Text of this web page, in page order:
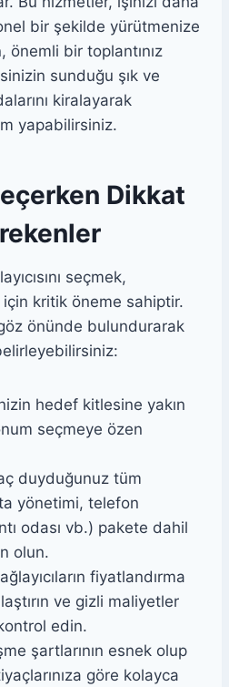
bir şekilde yürütmenize
önemli bir toplantınız
sunduğu şık ve
kiralayarak
yapabilirsiniz.
Dikkat
seçmek,
için kritik öneme sahiptir.
önünde bulundurarak
hedef kitlesine yakın
seçmeye özen
duyduğunuz tüm
yönetimi, telefon
odası vb.) pakete dahil
olun.
fiyatlandırma
ve gizli maliyetler
edin.
şartlarının esnek olup
göre kolayca